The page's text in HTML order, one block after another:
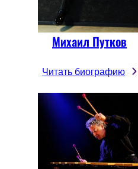
Михаил Путков
Читать биографию